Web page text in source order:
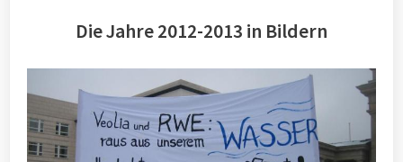
Die Jahre 2012-2013 in Bildern